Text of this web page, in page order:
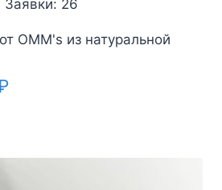
26
OMM's из натуральной